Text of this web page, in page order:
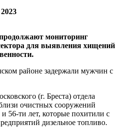
мониторинг
для выявления хищений
(г. Бреста) отдела
очистных сооружений
56-ти лет, которые похитили с
дизельное топливо.